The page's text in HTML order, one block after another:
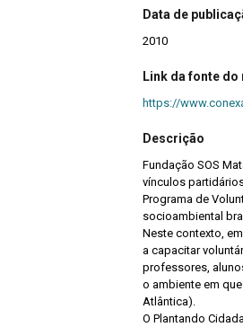
Data de
2010
Link da fonte do
https://
Descrição
Fundação SOS
vínculos
Programa de
socioambiental
Neste contexto,
a capacitar
professores,
o ambiente em
Atlântica).
O Plantando